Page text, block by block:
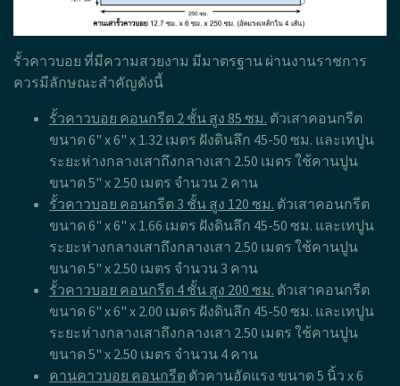
รั้วคาวบอย ที่มีความสวยงาม มีมาตรฐาน ผ่านงานราชการ
ควรมีลักษณะสำคัญดังนี้
รั้วคาวบอย คอนกรีต 2 ชั้น สูง 85 ซม. ตัวเสาคอนกรีต
ขนาด 6" x 6" x 1.32 เมตร ฝังดินลึก 45-50 ซม. และเทปูน
ระยะห่างกลางเสาถึงกลางเสา 2.50 เมตร ใช้คานปูน
ขนาด 5" x 2.50 เมตร จำนวน 2 คาน
รั้วคาวบอย คอนกรีต 3 ชั้น สูง 120 ซม. ตัวเสาคอนกรีต
ขนาด 6" x 6" x 1.66 เมตร ฝังดินลึก 45-50 ซม. และเทปูน
ระยะห่างกลางเสาถึงกลางเสา 2.50 เมตร ใช้คานปูน
ขนาด 5" x 2.50 เมตร จำนวน 3 คาน
รั้วคาวบอย คอนกรีต 4 ชั้น สูง 200 ซม. ตัวเสาคอนกรีต
ขนาด 6" x 6" x 2.00 เมตร ฝังดินลึก 45-50 ซม. และเทปูน
ระยะห่างกลางเสาถึงกลางเสา 2.50 เมตร ใช้คานปูน
ขนาด 5" x 2.50 เมตร จำนวน 4 คาน
คานคาวบอย คอนกรีต ตัวคานอัดแรง ขนาด 5 นิ้ว x 6